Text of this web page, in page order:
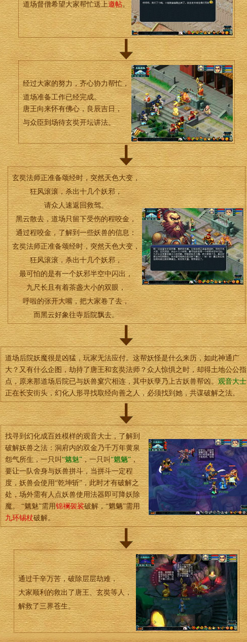
道场督僧希望大家帮忙送上邀帖。
经过大家的努力，齐心协力帮忙，
道场准备工作已经完成。
唐王向来怀有佛心，良辰吉日，
与众臣到场待玄奘开坛讲法。
玄奘法师正准备颂经时，突然天色大变，
狂风滚滚，杀出十几个妖邪，
请众人速返回救驾。
黑云散去，道场只留下受伤的程咬金，
通过程咬金，了解到一些妖兽的信息：
玄奘法师正准备颂经时，突然天色大变，
狂风滚滚，杀出十几个妖邪，
最可怕的是有一个妖邪半空中闪出，
九尺长且有着茶盏大小的双眼，
呼啦的张开大嘴，把大家卷了去，
而黑云好象往寺后院飘去。
道场后院妖魔很是凶猛，玩家无法应付。这帮妖怪是什么来历，如此神通广
大？又有什么企图，劫持了唐王和玄奘法师？众人惊惧之时，却得土地公公指
点，原来那道场后院已与妖兽窠穴相连，其中妖孽乃上古妖兽帮凶。观音大士
正在长安街头，幻化人形寻找取经向善之人，必须找到她，共谋破解之法。
找寻到幻化成百姓模样的观音大士，了解到
破解妖兽之法：洞府内的双金乃千万年黄泉
怨气所生，一只叫“魑魅”，一只叫“魍魉” ，
要让一队舍身与妖兽拼斗，当拼斗一定程
度，妖兽会使用“乾坤斩”，此时才有破解之
处，场外需有人点妖兽使用法器即可降妖除
魔。 “魑魅”需用锦襕袈裟破解，“魍魉”需用
九环锡杖破解。
通过千辛万苦，破除层层劫难，
大家顺利的救出了唐王、玄奘等人，
解救了三界苍生。